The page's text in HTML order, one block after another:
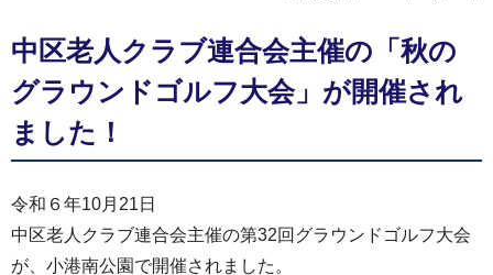
中区老人クラブ連合会主催の「秋の
グラウンドゴルフ大会」が開催され
ました！
令和６年10月21日
中区老人クラブ連合会主催の第32回グラウンドゴルフ大会
が、小港南公園で開催されました。